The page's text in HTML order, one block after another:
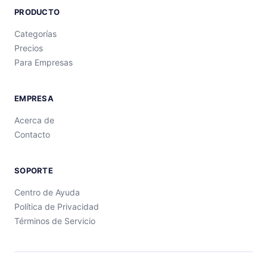
PRODUCTO
Categorías
Precios
Para Empresas
EMPRESA
Acerca de
Contacto
SOPORTE
Centro de Ayuda
Política de Privacidad
Términos de Servicio